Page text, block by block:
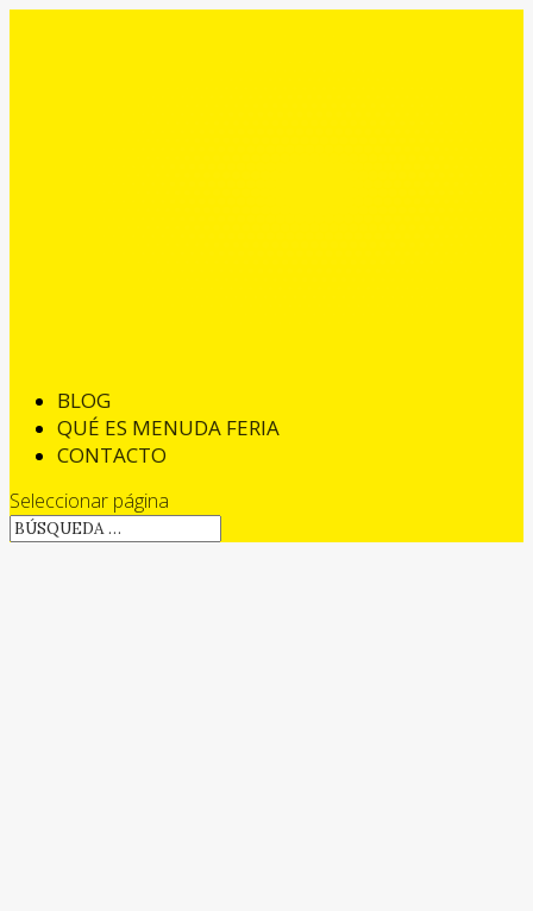
BLOG
QUÉ ES MENUDA FERIA
CONTACTO
Seleccionar página